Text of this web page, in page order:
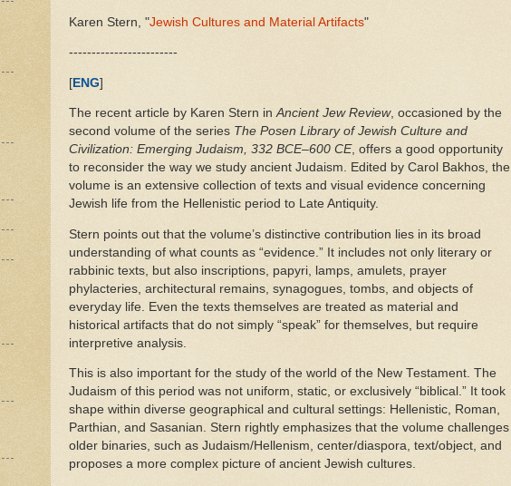
Karen Stern, "Jewish Cultures and Material Artifacts"
------------------------
[ENG]
The recent article by Karen Stern inAncient Jew Review, occasioned by the
second volume of the series The Posen Library of Jewish Culture and
Civilization: Emerging Judaism, 332 BCE–600 CE, offers a good opportunity
to reconsider the way we study ancient Judaism. Edited by Carol Bakhos, the
volume is an extensive collection of texts and visual evidence concerning
Jewish life from the Hellenistic period to Late Antiquity.
Stern points out that the volume’s distinctive contribution lies in its broad
understanding of what counts as “evidence.” It includes not only literary or
rabbinic texts, but also inscriptions, papyri, lamps, amulets, prayer
phylacteries, architectural remains, synagogues, tombs, and objects of
everyday life. Even the texts themselves are treated as material and
historical artifacts that do not simply “speak” for themselves, but require
interpretive analysis.
This is also important for the study of the world of the New Testament. The
Judaism of this period was not uniform, static, or exclusively “biblical.” It took
shape within diverse geographical and cultural settings: Hellenistic, Roman,
Parthian, and Sasanian. Stern rightly emphasizes that the volume challenges
older binaries, such as Judaism/Hellenism, center/diaspora, text/object, and
proposes a more complex picture of ancient Jewish cultures.